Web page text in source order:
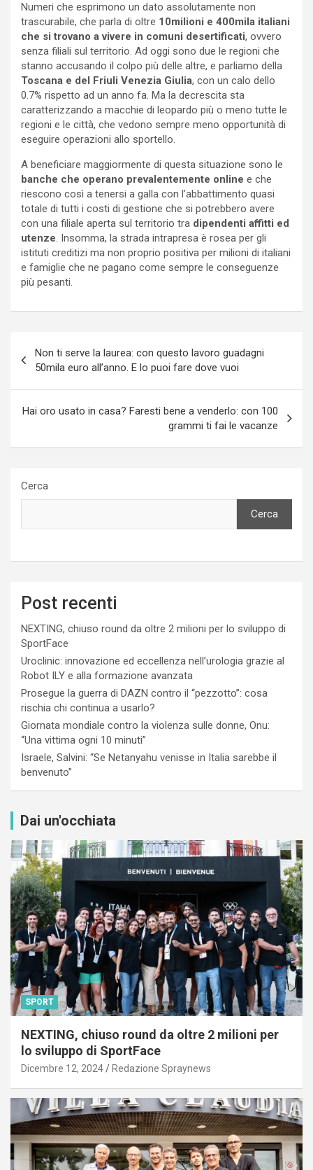
Numeri che esprimono un dato assolutamente non
trascurabile, che parla di oltre 10milioni e 400mila italiani
che si trovano a vivere in comuni desertificati, ovvero
senza filiali sul territorio. Ad oggi sono due le regioni che
stanno accusando il colpo più delle altre, e parliamo della
Toscana e del Friuli Venezia Giulia, con un calo dello
0.7% rispetto ad un anno fa. Ma la decrescita sta
caratterizzando a macchie di leopardo più o meno tutte le
regioni e le città, che vedono sempre meno opportunità di
eseguire operazioni allo sportello.
A beneficiare maggiormente di questa situazione sono le
banche che operano prevalentemente online e che
riescono così a tenersi a galla con l’abbattimento quasi
totale di tutti i costi di gestione che si potrebbero avere
con una filiale aperta sul territorio tra dipendenti affitti ed
utenze. Insomma, la strada intrapresa è rosea per gli
istituti creditizi ma non proprio positiva per milioni di italiani
e famiglie che ne pagano come sempre le conseguenze
più pesanti.
articoli
Non ti serve la laurea: con questo lavoro guadagni
50mila euro all’anno. E lo puoi fare dove vuoi
Hai oro usato in casa? Faresti bene a venderlo: con 100
grammi ti fai le vacanze
Cerca
Cerca
Post recenti
NEXTING, chiuso round da oltre 2 milioni per lo sviluppo di
SportFace
Uroclinic: innovazione ed eccellenza nell’urologia grazie al
Robot ILY e alla formazione avanzata
Prosegue la guerra di DAZN contro il “pezzotto”: cosa
rischia chi continua a usarlo?
Giornata mondiale contro la violenza sulle donne, Onu:
“Una vittima ogni 10 minuti”
Israele, Salvini: “Se Netanyahu venisse in Italia sarebbe il
benvenuto”
Dai un'occhiata
SPORT
NEXTING, chiuso round da oltre 2 milioni per
lo sviluppo di SportFace
Dicembre 12, 2024 Redazione Spraynews